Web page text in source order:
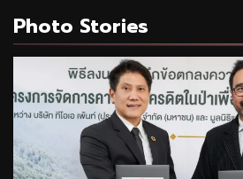
Photo Stories